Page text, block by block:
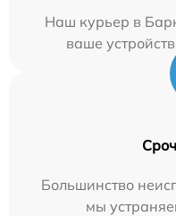
Наш курьер в
ваше
Большинство
мы